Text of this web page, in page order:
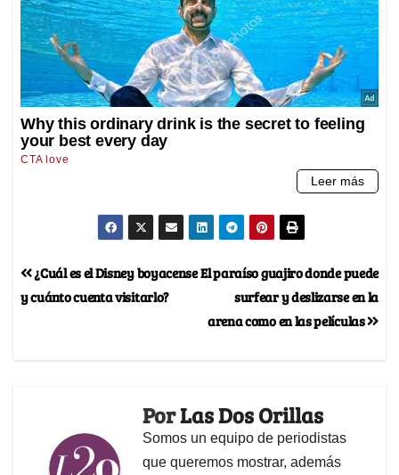
El paraíso guajiro donde puede
surfear y deslizarse en la
arena como en las películas
¿Cuál es el Disney boyacense
y cuánto cuenta visitarlo?
PorLas Dos Orillas
Somos un equipo de periodistas
que queremos mostrar, además